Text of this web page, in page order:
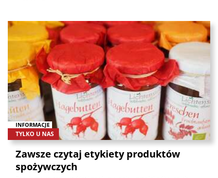
INFORMACJE
TYLKO U NAS
Zawsze czytaj etykiety produktów
spożywczych